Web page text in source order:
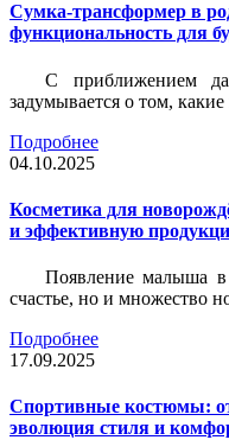
Сумка-трансформер в
функциональность для
С приближением
задумывается о том,
Подробнее
04.10.2025
Косметика для
и эффективную
Появление малыша
счастье, но и множество
Подробнее
17.09.2025
Спортивные костюмы:
эволюция стиля и